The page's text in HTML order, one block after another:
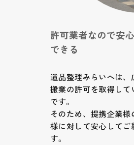
許可業者なので安
できる
遺品整理みらいへは
搬業の許可を取得し
です。
そのため、提携企業
様に対して安心して
す。